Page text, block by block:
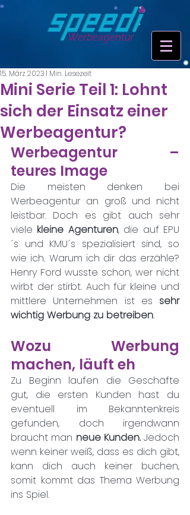
Mini Serie Teil 1: Lohnt
sich der Einsatz einer
Werbeagentur?
15. März 20231 Min. Lesezeit
Werbeagentur –
teures Image
Die meisten denken bei
Werbeagentur an groß und nicht
leistbar. Doch es gibt auch sehr
viele kleine Agenturen, die auf EPU
´s und KMU´s spezialisiert sind, so
wie ich. Warum ich dir das erzähle?
Henry Ford wusste schon, wer nicht
wirbt der stirbt. Auch für kleine und
mittlere Unternehmen ist es sehr
wichtig Werbung zu betreiben.
Wozu Werbung
machen, läuft eh
Zu Beginn laufen die Geschäfte
gut, die ersten Kunden hast du
eventuell im Bekanntenkreis
gefunden, doch irgendwann
braucht man neue Kunden. Jedoch
wenn keiner weiß, dass es dich gibt,
kann dich auch keiner buchen,
somit kommt das Thema Werbung
ins Spiel.